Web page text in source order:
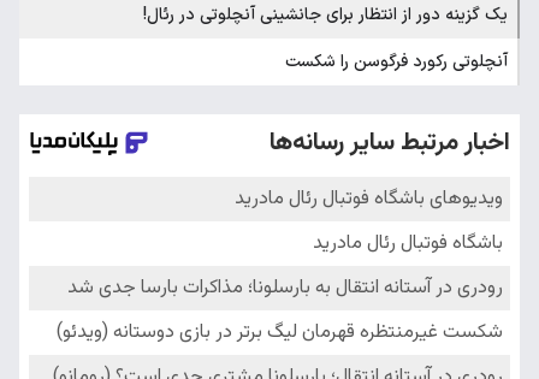
یک گزینه دور از انتظار برای جانشینی آنچلوتی در رئال!
آنچلوتی رکورد فرگوسن را شکست